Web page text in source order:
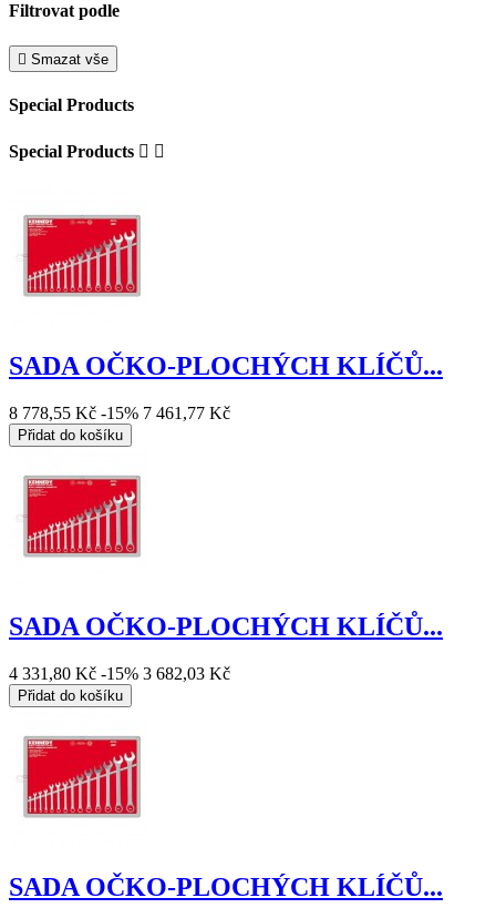
Filtrovat podle
 Smazat vše
Special Products
Special Products  
SADA OČKO-PLOCHÝCH KLÍČŮ...
8 778,55 Kč -15% 7 461,77 Kč
Přidat do košíku
SADA OČKO-PLOCHÝCH KLÍČŮ...
4 331,80 Kč -15% 3 682,03 Kč
Přidat do košíku
SADA OČKO-PLOCHÝCH KLÍČŮ...